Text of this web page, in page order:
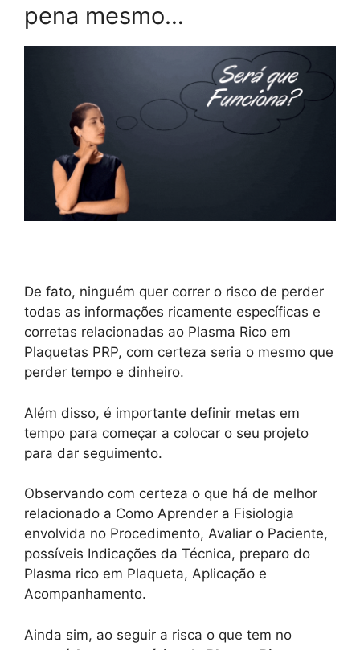
pena mesmo…
De fato, ninguém quer correr o risco de perder
todas as informações ricamente específicas e
corretas relacionadas ao Plasma Rico em
Plaquetas PRP, com certeza seria o mesmo que
perder tempo e dinheiro.
Além disso, é importante definir metas em
tempo para começar a colocar o seu projeto
para dar seguimento.
Observando com certeza o que há de melhor
relacionado a Como Aprender a Fisiologia
envolvida no Procedimento, Avaliar o Paciente,
possíveis Indicações da Técnica, preparo do
Plasma rico em Plaqueta, Aplicação e
Acompanhamento.
Ainda sim, ao seguir a risca o que tem no